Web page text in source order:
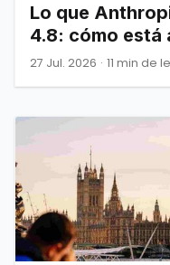
Lo que
4.8: cómo
infraestructura
27 Jul. 2026 · 11 min de